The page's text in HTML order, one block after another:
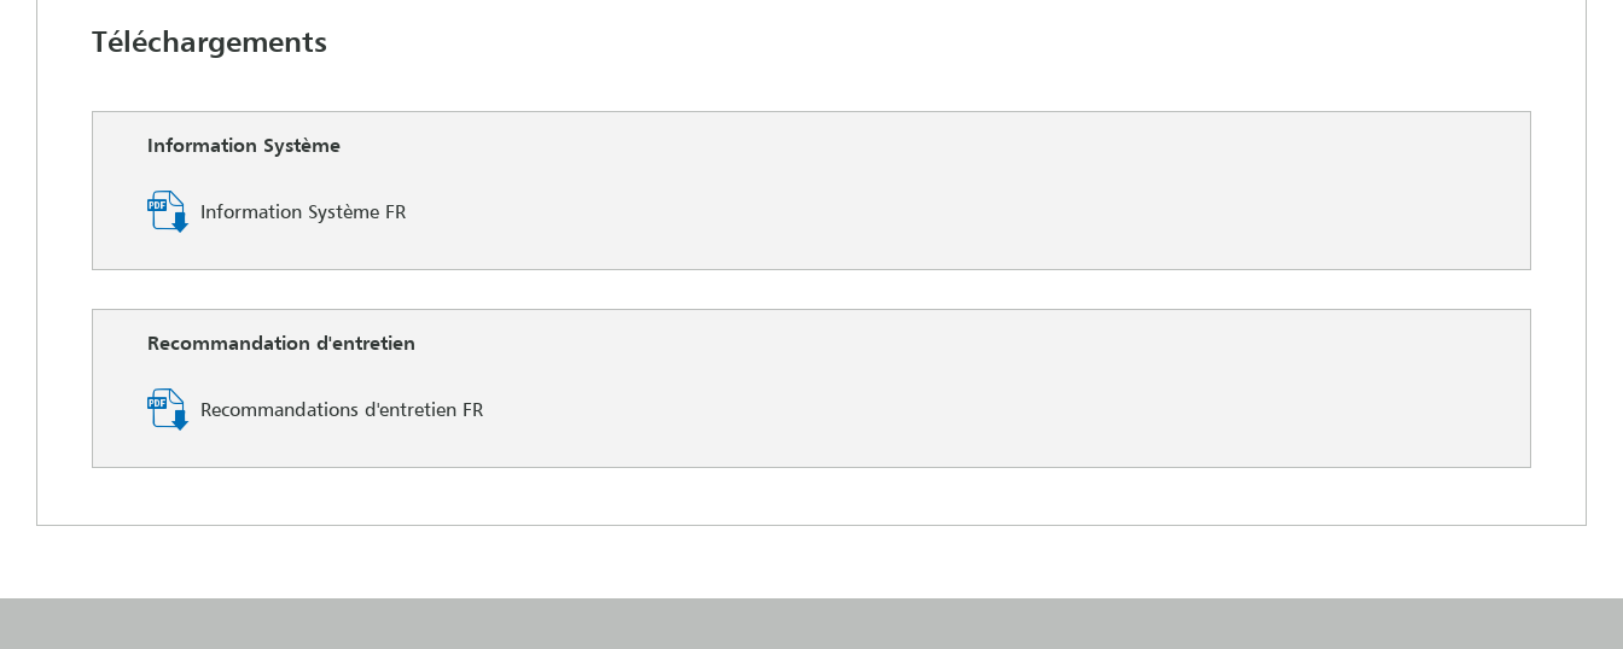
Téléchargements
Information Système
Information Système FR
Recommandation d'entretien
Recommandations d'entretien FR